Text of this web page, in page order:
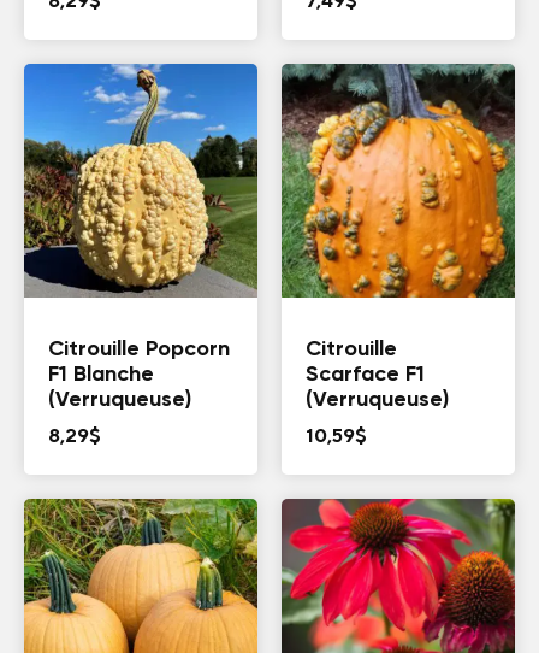
Citrouille Popcorn
F1 Blanche
(Verruqueuse)
8,29$
Citrouille
Scarface F1
(Verruqueuse)
10,59$